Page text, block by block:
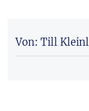
Von: Till